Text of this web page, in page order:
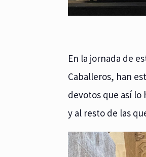
En la jornada de
Caballeros, han
devotos que así lo
y al resto de las